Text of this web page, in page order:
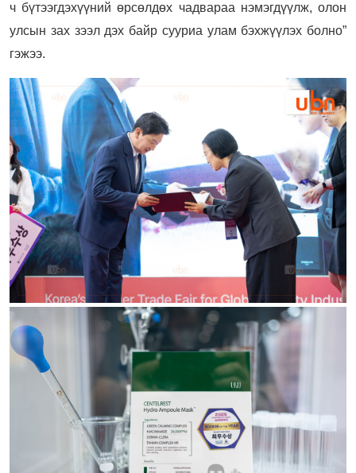
ч бүтээгдэхүүний өрсөлдөх чадвараа нэмэгдүүлж, олон
улсын зах зээл дэх байр сууриа улам бэхжүүлэх болно”
гэжээ.